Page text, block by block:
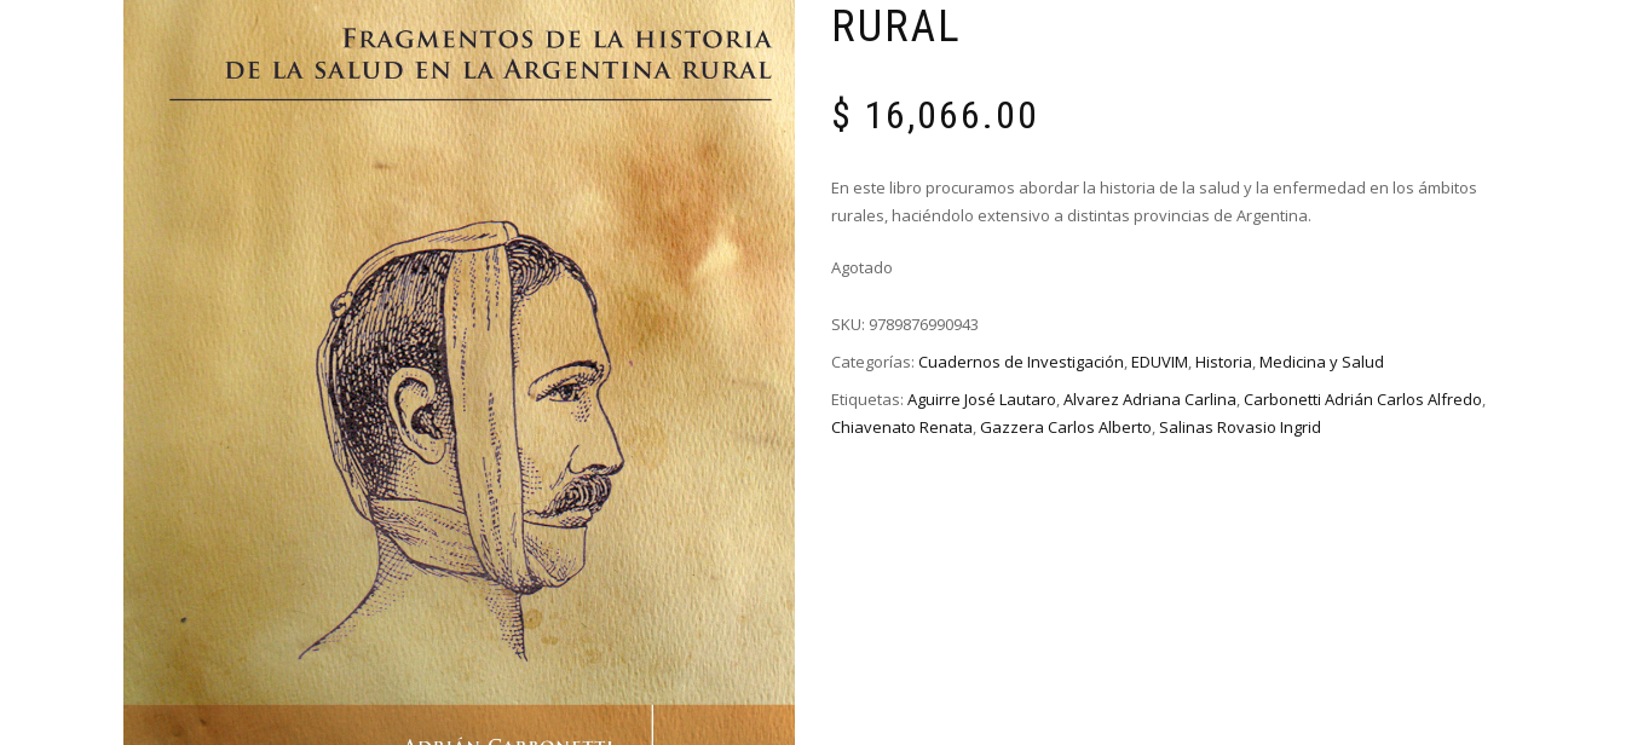
RURAL
$ 16,066.00
En este libro procuramos abordar la historia de la salud y la enfermedad en los ámbitos
rurales, haciéndolo extensivo a distintas provincias de Argentina.
Agotado
SKU: 9789876990943
Categorías: Cuadernos de Investigación,EDUVIM,Historia,Medicina y Salud
Etiquetas: Aguirre José Lautaro,Alvarez Adriana Carlina,Carbonetti Adrián Carlos Alfredo,
Chiavenato Renata,Gazzera Carlos Alberto, Salinas Rovasio Ingrid